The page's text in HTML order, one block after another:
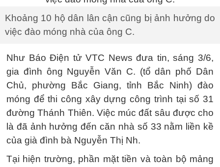
Khoảng 10 hộ dân lân cận cũng bị ảnh hưởng do
việc đào móng nhà của ông C.
Như Báo Điện tử VTC News đưa tin, sáng 3/6,
gia đình ông Nguyễn Văn C. (tổ dân phố Dân
Chủ, phường Bắc Giang, tỉnh Bắc Ninh) đào
móng để thi công xây dựng công trình tại số 31
đường Thánh Thiên. Việc múc đất sâu được cho
là đã ảnh hưởng đến căn nhà số 33 nằm liền kề
của già đình bà Nguyễn Thị Nh.
Tại hiện trường, phần mặt tiền và toàn bộ mảng